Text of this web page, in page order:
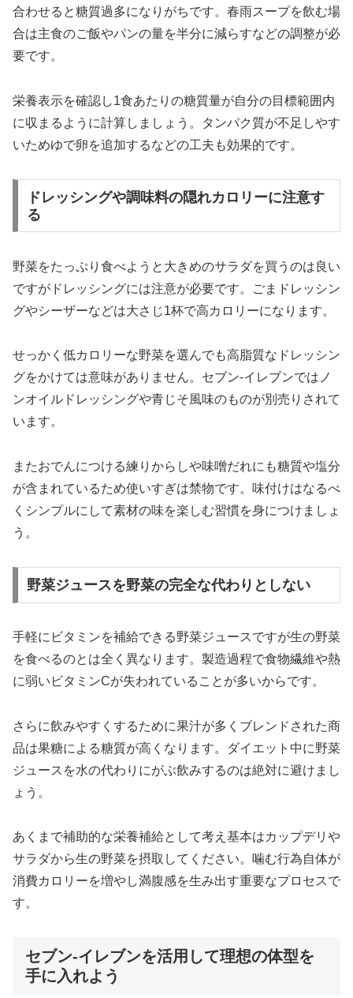
合わせると糖質過多になりがちです。春雨スープを飲む場
合は主食のご飯やパンの量を半分に減らすなどの調整が必
要です。
栄養表示を確認し1食あたりの糖質量が自分の目標範囲内
に収まるように計算しましょう。タンパク質が不足しやす
いためゆで卵を追加するなどの工夫も効果的です。
ドレッシングや調味料の隠れカロリーに注意す
る
野菜をたっぷり食べようと大きめのサラダを買うのは良い
ですがドレッシングには注意が必要です。ごまドレッシン
グやシーザーなどは大さじ1杯で高カロリーになります。
せっかく低カロリーな野菜を選んでも高脂質なドレッシン
グをかけては意味がありません。セブン-イレブンではノ
ンオイルドレッシングや青じそ風味のものが別売りされて
います。
またおでんにつける練りからしや味噌だれにも糖質や塩分
が含まれているため使いすぎは禁物です。味付けはなるべ
くシンプルにして素材の味を楽しむ習慣を身につけましょ
う。
野菜ジュースを野菜の完全な代わりとしない
手軽にビタミンを補給できる野菜ジュースですが生の野菜
を食べるのとは全く異なります。製造過程で食物繊維や熱
に弱いビタミンCが失われていることが多いからです。
さらに飲みやすくするために果汁が多くブレンドされた商
品は果糖による糖質が高くなります。ダイエット中に野菜
ジュースを水の代わりにがぶ飲みするのは絶対に避けまし
ょう。
あくまで補助的な栄養補給として考え基本はカップデリや
サラダから生の野菜を摂取してください。噛む行為自体が
消費カロリーを増やし満腹感を生み出す重要なプロセスで
す。
セブン-イレブンを活用して理想の体型を
手に入れよう